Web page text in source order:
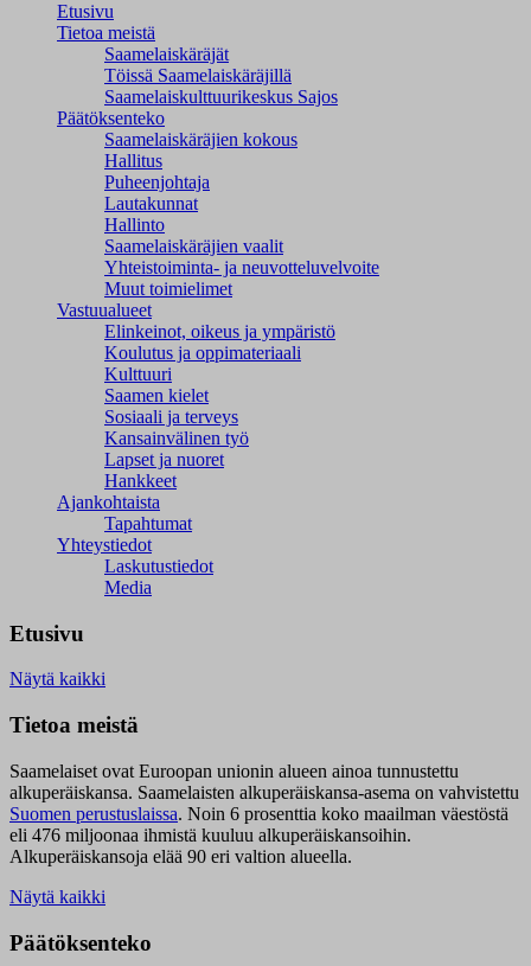
Etusivu
Tietoa meistä
Saamelaiskäräjät
Töissä Saamelaiskäräjillä
Saamelaiskulttuuri­keskus Sajos
Päätöksenteko
Saamelaiskäräjien kokous
Hallitus
Puheenjohtaja
Lautakunnat
Hallinto
Saamelaiskäräjien vaalit
Yhteistoiminta- ja neuvotteluvelvoite
Muut toimielimet
Vastuualueet
Elinkeinot, oikeus ja ympäristö
Koulutus ja oppimateriaali
Kulttuuri
Saamen kielet
Sosiaali ja terveys
Kansainvälinen työ
Lapset ja nuoret
Hankkeet
Ajankohtaista
Tapahtumat
Yhteystiedot
Laskutustiedot
Media
Etusivu
Näytä kaikki
Tietoa meistä
Saamelaiset ovat Euroopan unionin alueen ainoa tunnustettu
alkuperäiskansa. Saamelaisten alkuperäiskansa-asema on vahvistettu
Suomen perustuslaissa. Noin 6 prosenttia koko maailman väestöstä
eli 476 miljoonaa ihmistä kuuluu alkuperäiskansoihin.
Alkuperäiskansoja elää 90 eri valtion alueella.
Näytä kaikki
Päätöksenteko